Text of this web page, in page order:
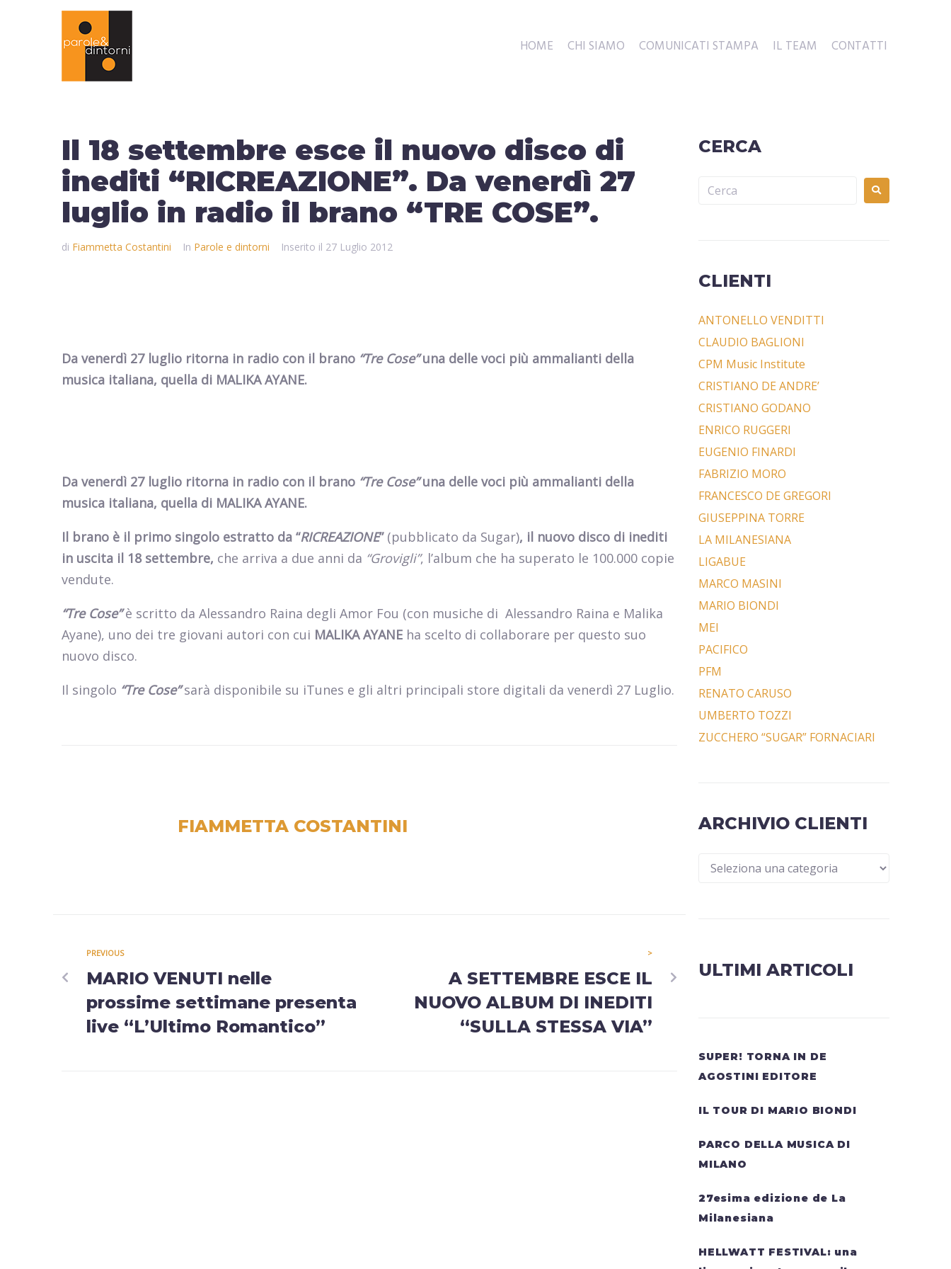
HOME CHI SIAMO COMUNICATI STAMPA IL TEAM CONTATTI
Il 18 settembre esce il nuovo disco di
inediti “RICREAZIONE”. Da venerdì 27
luglio in radio il brano “TRE COSE”.
di Fiammetta Costantini In Parole e dintorni Inserito il 27 Luglio 2012
Da venerdì 27 luglio ritorna in radio con il brano “Tre Cose”una delle voci più ammalianti della
musica italiana, quella di MALIKA AYANE.
Da venerdì 27 luglio ritorna in radio con il brano “Tre Cose”una delle voci più ammalianti della
musica italiana, quella di MALIKA AYANE.
Il brano è il primo singolo estratto da “RICREAZIONE”(pubblicato da Sugar), il nuovo disco di inediti
in uscita il 18 settembre, che arriva a due anni da “Grovigli”, l’album che ha superato le 100.000 copie
vendute.
“Tre Cose”è scritto da Alessandro Raina degli Amor Fou (con musiche di Alessandro Raina e Malika
Ayane), uno dei tre giovani autori con cui MALIKA AYANE ha scelto di collaborare per questo suo
nuovo disco.
Il singolo “Tre Cose”sarà disponibile su iTunes e gli altri principali store digitali da venerdì 27 Luglio.
FIAMMETTA COSTANTINI
PREVIOUS
MARIO VENUTI nelle
prossime settimane presenta
live “L’Ultimo Romantico”
>
A SETTEMBRE ESCE IL
NUOVO ALBUM DI INEDITI
“SULLA STESSA VIA”
CERCA
CLIENTI
ANTONELLO VENDITTI
CLAUDIO BAGLIONI
CPM Music Institute
CRISTIANO DE ANDRE’
CRISTIANO GODANO
ENRICO RUGGERI
EUGENIO FINARDI
FABRIZIO MORO
FRANCESCO DE GREGORI
GIUSEPPINA TORRE
LA MILANESIANA
LIGABUE
MARCO MASINI
MARIO BIONDI
MEI
PACIFICO
PFM
RENATO CARUSO
UMBERTO TOZZI
ZUCCHERO “SUGAR” FORNACIARI
ARCHIVIO CLIENTI
ULTIMI ARTICOLI
SUPER! TORNA IN DE
AGOSTINI EDITORE
IL TOUR DI MARIO BIONDI
PARCO DELLA MUSICA DI
MILANO
27esima edizione de La
Milanesiana
HELLWATT FESTIVAL: una